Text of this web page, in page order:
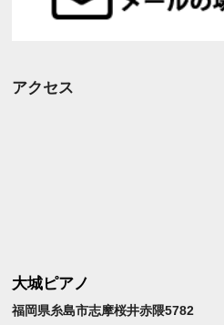
アクセス
大城ピアノ
福岡県糸島市志摩桜井赤隈5782